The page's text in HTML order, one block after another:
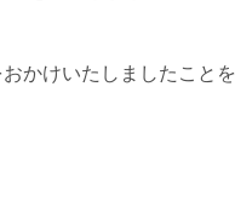
かけいたしましたこと